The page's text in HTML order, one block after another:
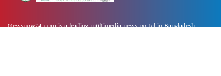
Newsnow24.com is a leading multimedia news portal in Bangladesh.